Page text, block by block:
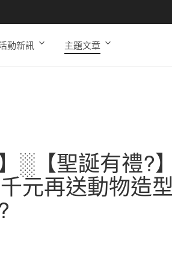
動新訊 主題文章
】░【聖誕有禮?
元再送動物造